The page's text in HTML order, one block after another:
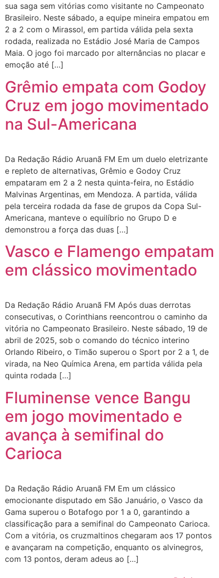
sua saga sem vitórias como visitante no Campeonato
Brasileiro. Neste sábado, a equipe mineira empatou em
2 a 2 com o Mirassol, em partida válida pela sexta
rodada, realizada no Estádio José Maria de Campos
Maia. O jogo foi marcado por alternâncias no placar e
emoção até […]
Grêmio empata com Godoy
Cruz em jogo movimentado
na Sul-Americana
Da Redação Rádio Aruanã FM Em um duelo eletrizante
e repleto de alternativas, Grêmio e Godoy Cruz
empataram em 2 a 2 nesta quinta-feira, no Estádio
Malvinas Argentinas, em Mendoza. A partida, válida
pela terceira rodada da fase de grupos da Copa Sul-
Americana, manteve o equilíbrio no Grupo D e
demonstrou a força das duas […]
Vasco e Flamengo empatam
em clássico movimentado
Da Redação Rádio Aruanã FM Após duas derrotas
consecutivas, o Corinthians reencontrou o caminho da
vitória no Campeonato Brasileiro. Neste sábado, 19 de
abril de 2025, sob o comando do técnico interino
Orlando Ribeiro, o Timão superou o Sport por 2 a 1, de
virada, na Neo Química Arena, em partida válida pela
quinta rodada […]
Fluminense vence Bangu
em jogo movimentado e
avança à semifinal do
Carioca
Da Redação Rádio Aruanã FM Em um clássico
emocionante disputado em São Januário, o Vasco da
Gama superou o Botafogo por 1 a 0, garantindo a
classificação para a semifinal do Campeonato Carioca.
Com a vitória, os cruzmaltinos chegaram aos 17 pontos
e avançaram na competição, enquanto os alvinegros,
com 13 pontos, deram adeus ao […]